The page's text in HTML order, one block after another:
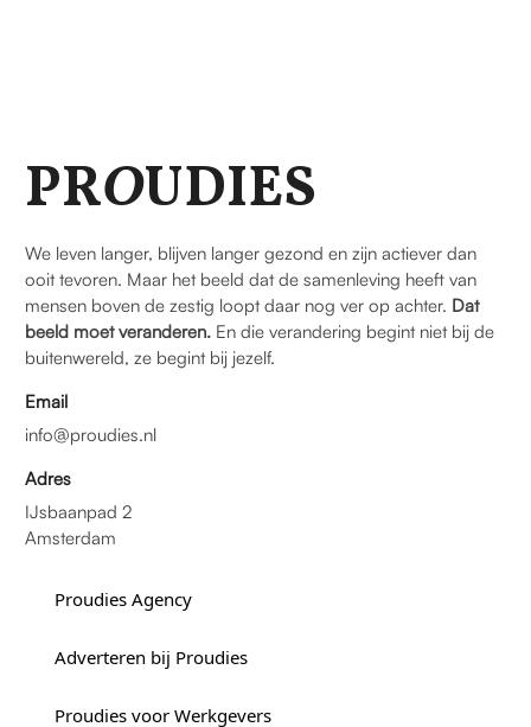
PROUDIES
We leven langer, blijven langer gezond en zijn actiever dan
ooit tevoren. Maar het beeld dat de samenleving heeft van
mensen boven de zestig loopt daar nog ver op achter. Dat
beeld moet veranderen. En die verandering begint niet bij de
buitenwereld, ze begint bij jezelf.
Email
info@proudies.nl
Adres
IJsbaanpad 2
Amsterdam
Proudies Agency
Adverteren bij Proudies
Proudies voor Werkgevers